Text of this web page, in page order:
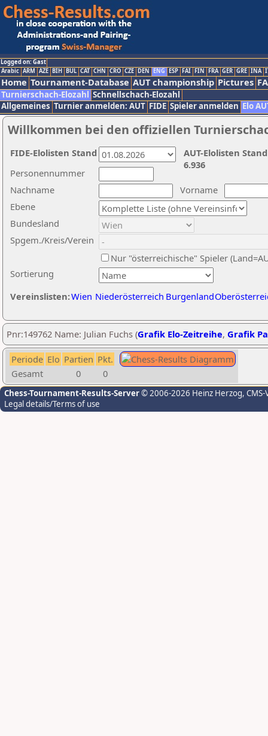
Logged on: Gast
Arabic ARM AZE BIH BUL CAT CHN CRO CZE DEN ENG ESP FAI FIN FRA GER GRE INA
Home Tournament-Database AUT championship Pictures
Turnierschach-Elozahl Schnellschach-Elozahl
Allgemeines Turnier anmelden: AUT FIDE Spieler anmelden Elo
Willkommen bei den offiziellen
Nachname
Vorname
Ebene
Sortierung
Personennummer
Bundesland
Spgem./Kreis/Verein
Nur "österreichische" Spieler
Vereinslisten:Wien Niederösterreich Burgenland
AUT-Elolisten
6.936
FIDE-Elolisten Stand
Pnr:149762 Name: Julian Fuchs (Grafik Elo-Zeitreihe, Grafik
Periode Elo Partien Pkt.
Gesamt
0 0
Chess-Tournament-Results-Server© 2006-2026 Heinz Herzog,
Legal details/Terms of use